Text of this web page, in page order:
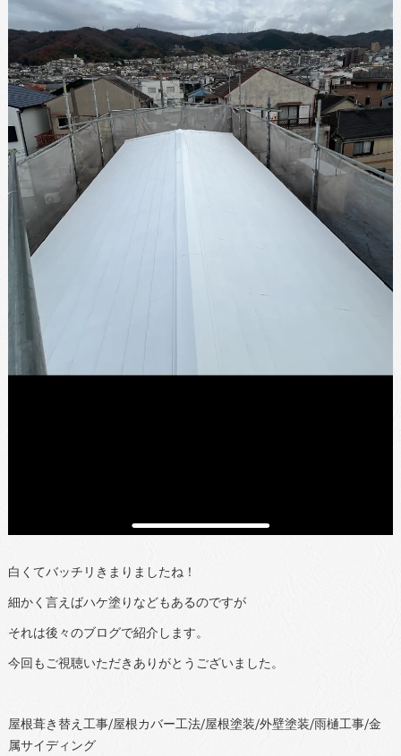
白くてバッチリきまりましたね！
細かく言えばハケ塗りなどもあるのですが
それは後々のブログで紹介します。
今回もご視聴いただきありがとうございました。
屋根葺き替え工事/屋根カバー工法/屋根塗装/外壁塗装/雨樋工事/金
属サイディング